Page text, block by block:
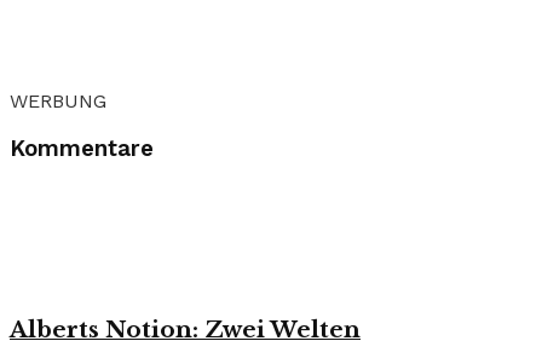
WERBUNG
Kommentare
Alberts Notion: Zwei Welten